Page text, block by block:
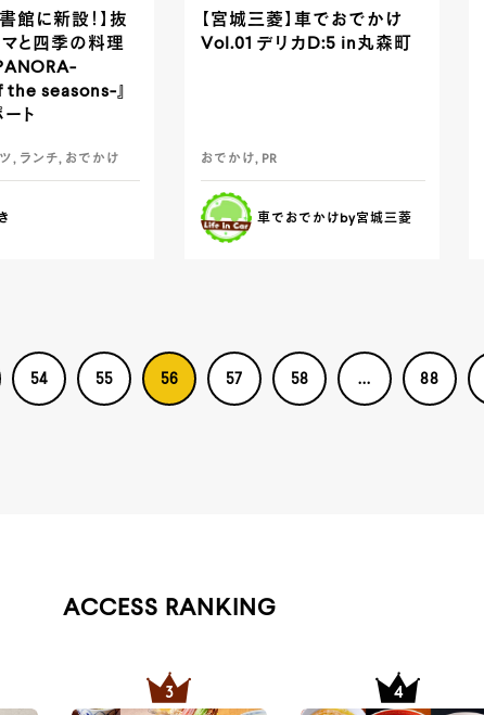
館に新設！】抜
と四季の料理
seasons-』
ト
, ランチ, おでかけ
【宮城三菱】車でおでかけ
Vol.01 デリカD:5 in丸森町
おでかけ, PR
車でおでかけby宮城三菱
54 55 56 57 58 ... 88
ACCESS RANKING